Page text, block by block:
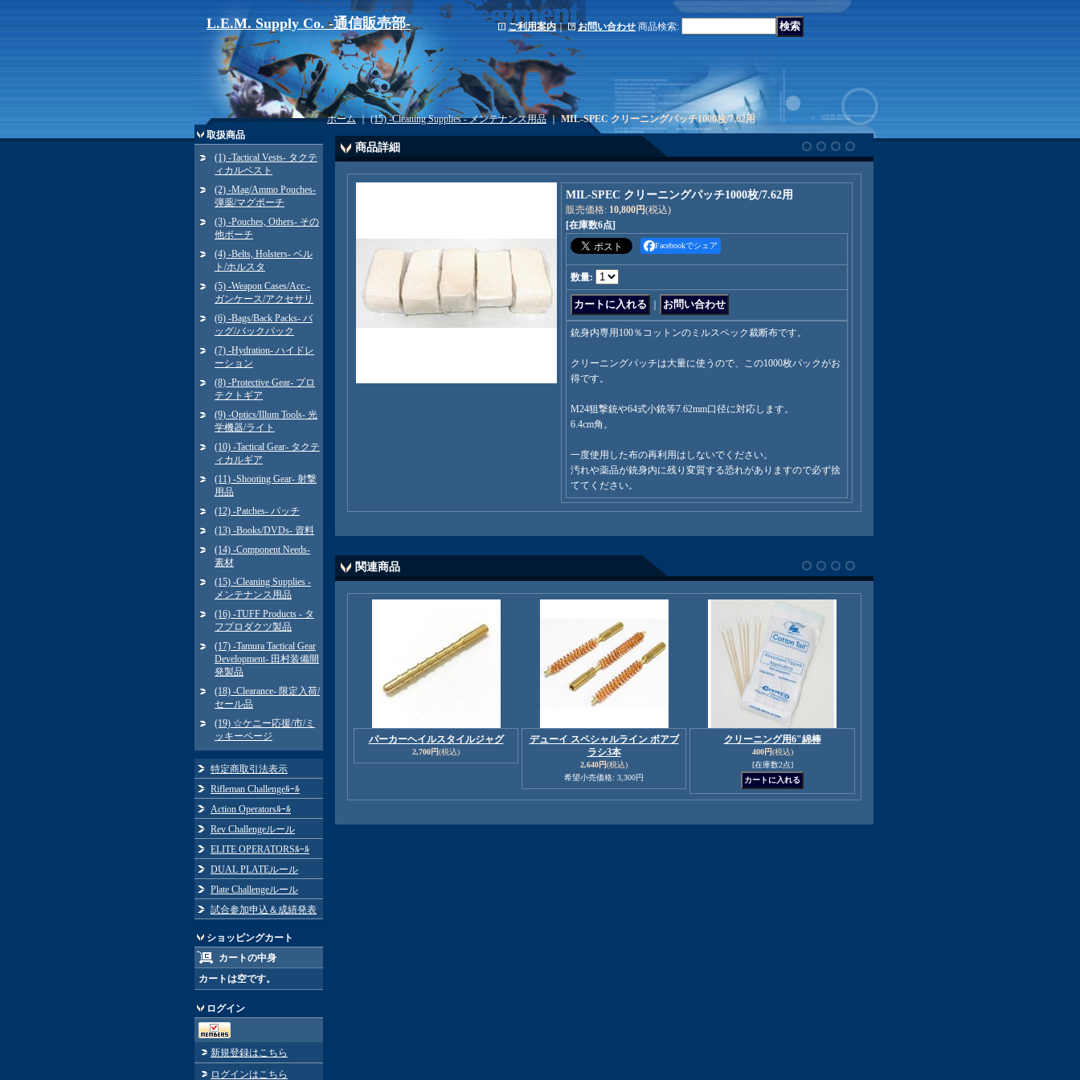
L.E.M. Supply Co. -通信販売部- ご利用案内｜ お問い合わせ 商品検索:
取扱商品
(1) -Tactical Vests- タクテ
ィカルベスト
(2) -Mag/Ammo Pouches-
弾薬/マグポーチ
(3) -Pouches, Others- その
他ポーチ
(4) -Belts, Holsters- ベル
ト/ホルスタ
(5) -Weapon Cases/Acc.-
ガンケース/アクセサリ
(6) -Bags/Back Packs- バ
ッグ/バックパック
(7) -Hydration- ハイドレ
ーション
(8) -Protective Gear- プロ
テクトギア
(9) -Optics/Illum Tools- 光
学機器/ライト
(10) -Tactical Gear- タクテ
ィカルギア
(11) -Shooting Gear- 射撃
用品
(12) -Patches- パッチ
(13) -Books/DVDs- 資料
(14) -Component Needs-
素材
(15) -Cleaning Supplies -
メンテナンス用品
(16) -TUFF Products - タ
フプロダクツ製品
(17) -Tamura Tactical Gear
Development- 田村装備開
発製品
(18) -Clearance- 限定入荷/
セール品
(19) ☆ケニー応援/市/ミ
ッキーページ
特定商取引法表示
Rifleman Challengeﾙｰﾙ
Action Operatorsﾙｰﾙ
Rev Challengeルール
ELITE OPERATORSﾙｰﾙ
DUAL PLATEルール
Plate Challengeルール
試合参加申込＆成績発表
ショッピングカート
カートの中身
カートは空です。
ログイン
新規登録はこちら
ログインはこちら
ホーム｜(15) -Cleaning Supplies - メンテナンス用品｜MIL-SPEC クリーニングパッチ1000枚/7.62用
商品詳細
MIL-SPEC クリーニングパッチ1000枚/7.62用
販売価格: 10,800円(税込)
[在庫数6点]
Facebookでシェア
数量:
銃身内専用100％コットンのミルスペック裁断布です。
クリーニングパッチは大量に使うので、この1000枚パックがお
得です。
M24狙撃銃や64式小銃等7.62mm口径に対応します。
6.4cm角。
一度使用した布の再利用はしないでください。
汚れや薬品が銃身内に残り変質する恐れがありますので必ず捨
ててください。
関連商品
パーカーヘイルスタイルジャグ
2,700円(税込)
デューイ スペシャルライン ボアブ
ラシ3本
2,640円(税込)
希望小売価格: 3,300円
クリーニング用6"綿棒
400円(税込)
[在庫数2点]